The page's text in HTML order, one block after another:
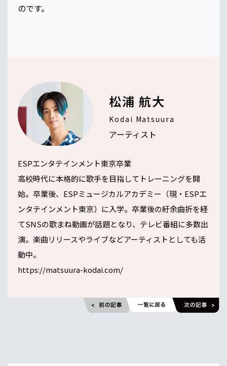
のです。
松浦 航大
Kodai Matsuura
アーティスト
ESPエンタテインメント東京卒業
高校時代に本格的に歌手を目指してトレーニングを開
始。卒業後、ESPミュージカルアカデミー（現・ESPエ
ンタテインメント東京）に入学。卒業後の紆余曲折を経
てSNSの歌まね動画が話題となり、テレビ番組に多数出
演。楽曲リリースやライブなどアーティストとしても活
動中。
https://matsuura-kodai.com/